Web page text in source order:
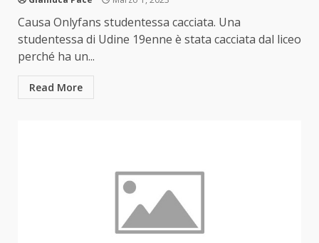
Causa Onlyfans studentessa cacciata. Una
studentessa di Udine 19enne è stata cacciata dal liceo
perché ha un...
Read More